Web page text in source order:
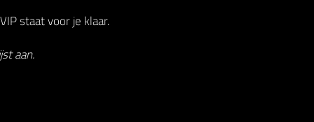
staat voor je klaar.
aan.